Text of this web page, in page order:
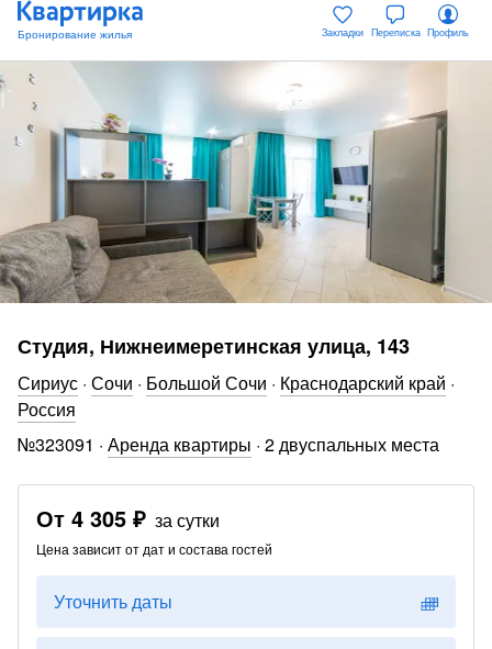
Закладки Переписка Профиль
Студия, Нижнеимеретинская улица, 143
Сириус · Сочи · Большой Сочи · Краснодарский край ·
Россия
№323091 · Аренда квартиры · 2 двуспальных места
От 4 305 ₽ за сутки
Цена зависит от дат и состава гостей
Уточнить даты